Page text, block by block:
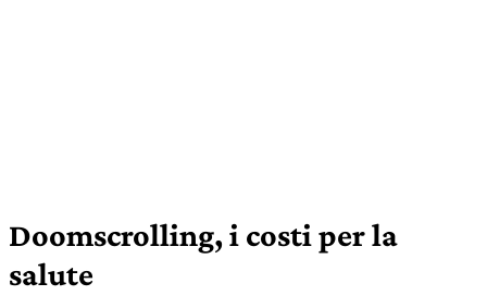
Doomscrolling, i costi per la
salute